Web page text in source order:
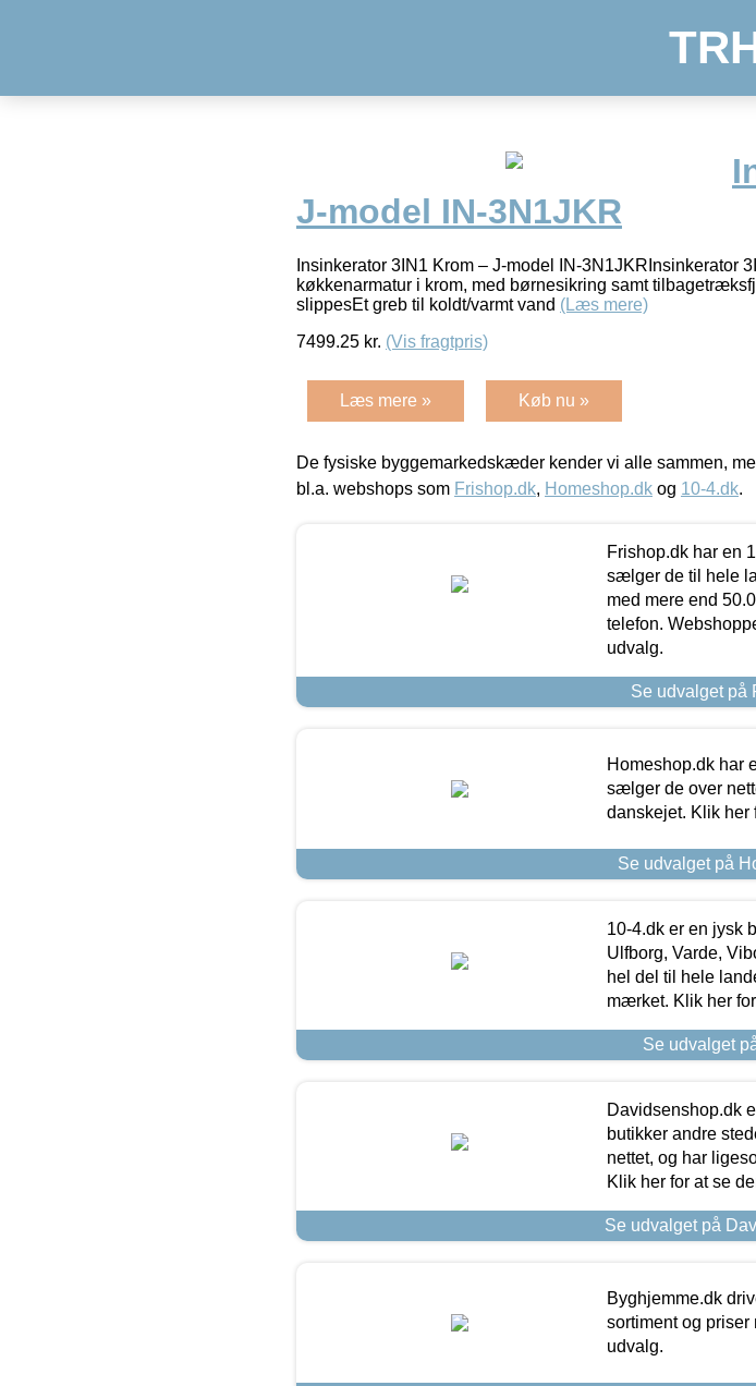
J-model IN-3N1JKR
Insinkerator 3IN1 Krom – J-model IN-3N1JKRInsinkerator
køkkenarmatur i krom, med børnesikring samt
slippesEt greb til koldt/varmt vand (Læs mere)
7499.25 kr. (Vis fragtpris)
Læs mere » Køb nu »
De fysiske byggemarkedskæder kender vi alle sammen,
bl.a. webshops som Frishop.dk, Homeshop.dk og 10-4.dk.
Frishop.dk har en
sælger de til hele
med mere end
telefon.
udvalg.
Se udvalget på
Homeshop.dk har
sælger de over
danskejet. Klik her
Se udvalget på
10-4.dk er en jysk
Ulfborg, Varde,
hel del til hele
mærket. Klik her
Se udvalget
Davidsenshop.dk
butikker andre
nettet, og har
Klik her for at se
Se udvalget på
Byghjemme.dk
sortiment og priser
udvalg.